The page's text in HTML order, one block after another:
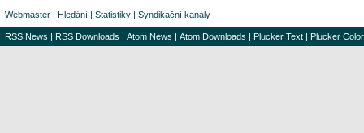
Webmaster | Hledání | Statistiky | Syndikační kanály
RSS News | RSS Downloads | Atom News | Atom Downloads | Plucker Text | Plucker Color